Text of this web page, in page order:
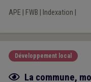
APE FWB Indexation
Développement local
Fiche focus
La commune,